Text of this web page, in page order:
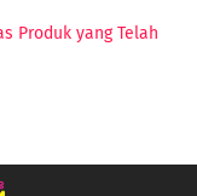
Produk yang Telah